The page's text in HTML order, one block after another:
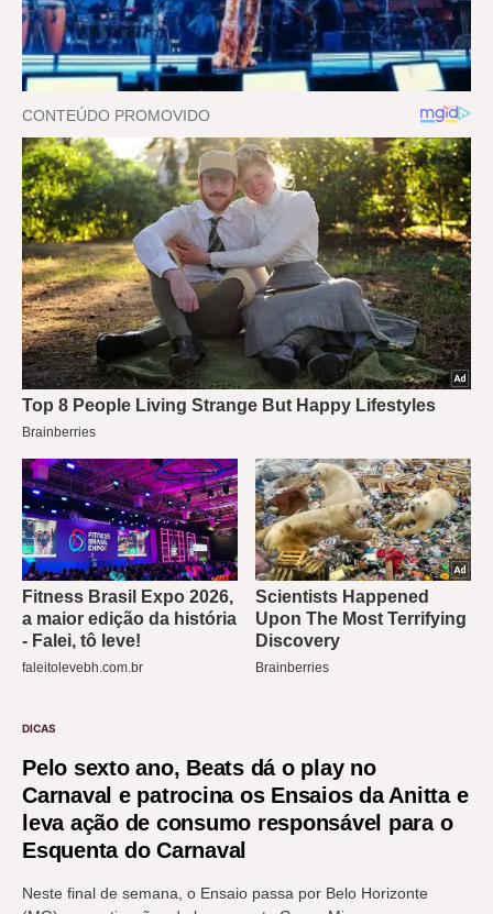
DICAS
Pelo sexto ano, Beats dá o play no
Carnaval e patrocina os Ensaios da Anitta e
leva ação de consumo responsável para o
Esquenta do Carnaval
Neste final de semana, o Ensaio passa por Belo Horizonte